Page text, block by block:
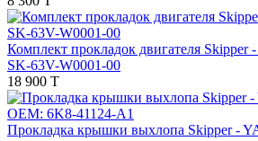
Комплект прокладок двигателя
SK-63V-W0001-00
18 900 T
Прокладка крышки выхлопа Skipper -